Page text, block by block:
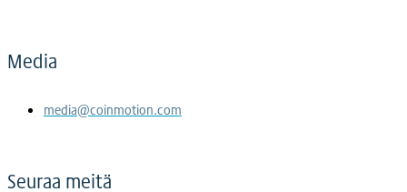
Media
media@coinmotion.com
Seuraa meitä